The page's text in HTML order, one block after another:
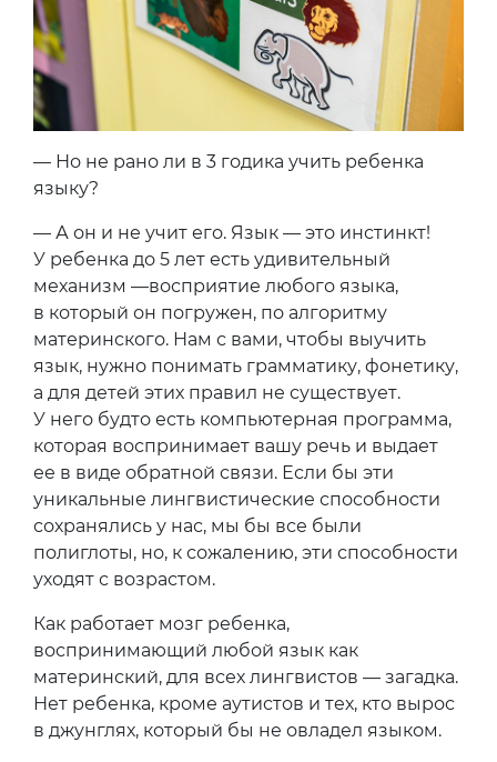
— Но не рано ли в 3 годика учить ребенка
языку?
— А он и не учит его. Язык — это инстинкт!
У ребенка до 5 лет есть удивительный
механизм —восприятие любого языка,
в который он погружен, по алгоритму
материнского. Нам с вами, чтобы выучить
язык, нужно понимать грамматику, фонетику,
а для детей этих правил не существует.
У него будто есть компьютерная программа,
которая воспринимает вашу речь и выдает
ее в виде обратной связи. Если бы эти
уникальные лингвистические способности
сохранялись у нас, мы бы все были
полиглоты, но, к сожалению, эти способности
уходят с возрастом.
Как работает мозг ребенка,
воспринимающий любой язык как
материнский, для всех лингвистов — загадка.
Нет ребенка, кроме аутистов и тех, кто вырос
в джунглях, который бы не овладел языком.